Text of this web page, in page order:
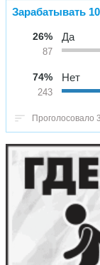
Зарабатывать
26%
87
Да
74%
243
Нет
Проголосовало